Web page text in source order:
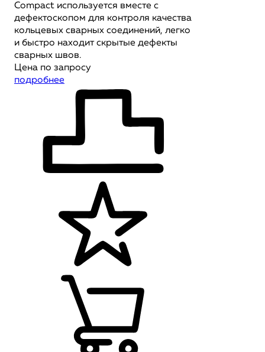
Compact используется вместе с
дефектоскопом для контроля качества
кольцевых сварных соединений, легко
и быстро находит скрытые дефекты
сварных швов.
Цена по запросу
подробнее